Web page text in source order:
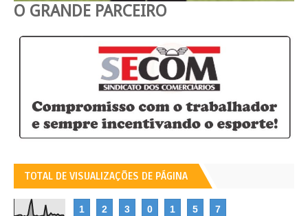
O GRANDE PARCEIRO
TOTAL DE VISUALIZAÇÕES DE PÁGINA
1 2 3 0 1 5 7